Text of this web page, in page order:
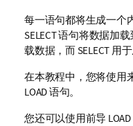
每一语句都将生成一个
SELECT语句将数据加载
载数据，而SELECT 用
在本教程中，您将使用
LOAD语句。
您还可以使用前导 LOAD